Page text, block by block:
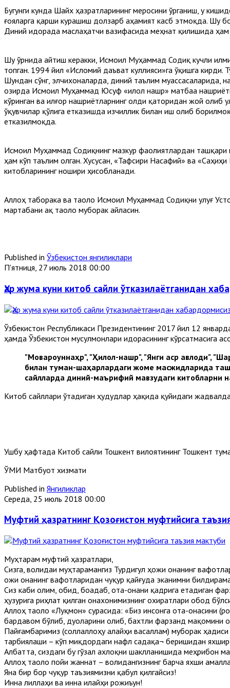
Бугунги кунда Шайх ҳазратларининг меросини ўрганиш, у
ғояларга қарши курашиш долзарб аҳамият касб этмоқда. Шу
Диний идорада маслаҳатчи вазифасида меҳнат қилишида ҳам
Шу ўрнида айтиш керакки, Исмоил Муҳаммад Содиқ кучли
топган. 1994 йил «Исломий даъват куллияси»га ўқишга
Шундан сўнг, элчихоналарда, диний таълим
Ҳозирда Исмоил Муҳаммад Юсуф «Ҳилол нашр» матбаа
кўринган ва илғор нашриётларнинг олди қаторидан жой олиб
ўқувчилар қўлига етказишда изчиллик билан иш олиб
етказилмоқда.
Исмоил Муҳаммад Содиқнинг мазкур фаолиятлардан
ҳам кўп таълим олган. Хусусан, «Тафсири Насафий» ва
китобларининг ношири ҳисобланади.
Аллоҳ таборака ва таоло Исмоил Муҳаммад Содиқни улуғ
мартабани Ҳақ таоло муборак айласин.
Published in Ўзбекистон янгиликлари
П'ятниця, 27 июль 2018 00:00
Ҳар жума куни китоб сайли ўтказилаётганидан
Ўзбекистон Республикаси Президентининг 2017 йил 12
ҳамда Ўзбекистон мусулмонлари идорасининг кўрсатмасига
"Мовароуннаҳр", "Ҳилол-нашр", "Янги аср авлоди",
билан туман-шаҳарлардаги жоме масжидларида
сайлларда диний-маърифий мавзудаги китобларни
Китоб сайллари ўтадиган ҳудудлар ҳақида қуйидаги
Ушбу ҳафтада Китоб сайли Тошкент вилоятининг Тошкент
ЎМИ Матбуот хизмати
Published in Янгиликлар
Середа, 25 июль 2018 00:00
Муфтий ҳазратнинг Қозоғистон муфтийсига
Муҳтарам муфтий ҳазратлари,
Сизга, волидаи муҳтарамангиз Турдигул ҳожи онанинг
Ҳожи онанинг вафотларидан чуқур қайғуда эканимни
Сиз каби олим, обид, боадаб, ота-онани қадрига етадиган
ҳузурига риҳлат қилган онахонимизнинг охиратлари обод
Аллоҳ таоло «Луқмон» сурасида: «Биз инсонга ота-онасини
бардавом бўлиб, дуоларини олиб, бахтли фарзанд мақомини
Пайғамбаримиз (соллаллоҳу алайҳи васаллам) муборак
тарбиялаши – кўп миқдордаги нафл садақа¬ беришидан
Албатта, сиздаги бу гўзал ахлоқни шаклланишида меҳрибон
Аллоҳ таоло пойи жаннат – волидангизнинг барча яхши
Яна бир бор чуқур таъзиямизни қабул қилгайсиз!
Инна лиллаҳи ва инна илайҳи рожиъун!